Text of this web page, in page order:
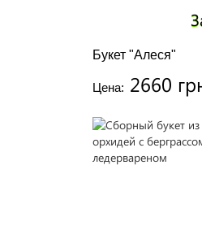
Букет "Алеся"
Цена: 2660